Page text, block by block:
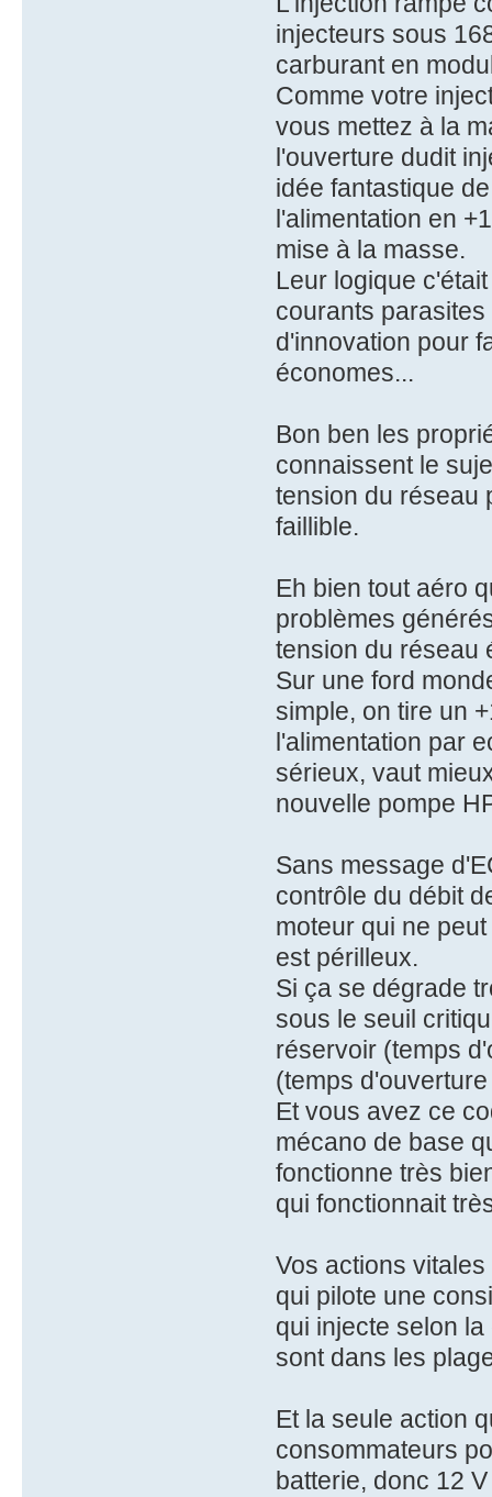
injecteurs sous
carburant en
Comme votre
vous mettez à la
l'ouverture dudit
idée fantastique
l'alimentation en
mise à la masse.
Leur logique
courants
d'innovation pour
économes...
Bon ben les
connaissent le
tension du réseau
faillible.
Eh bien tout aéro
problèmes
tension du réseau
Sur une ford
simple, on tire un
l'alimentation par
sérieux, vaut
nouvelle pompe
Sans message
contrôle du débit
moteur qui ne
est périlleux.
Si ça se dégrade
sous le seuil
réservoir (temps
(temps
Et vous avez ce
mécano de base
fonctionne très
qui fonctionnait
Vos actions
qui pilote une
qui injecte selon
sont dans les
Et la seule action
consommateurs
batterie, donc 12